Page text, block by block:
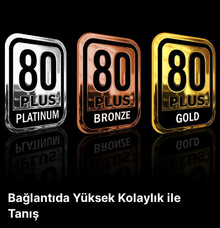
Bağlantıda Yüksek Kolaylık ile
Tanış